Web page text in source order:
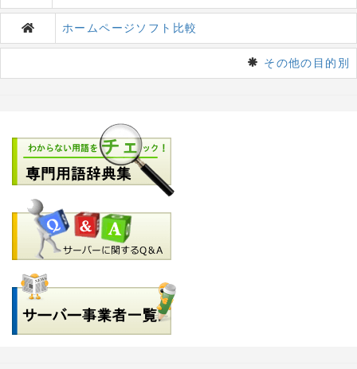
ホームページソフト比較
その他の目的別